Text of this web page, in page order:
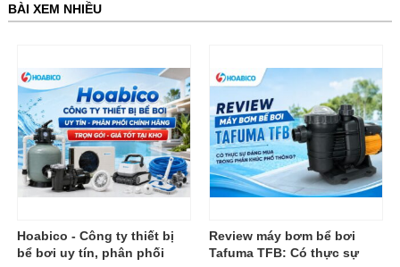
BÀI XEM NHIỀU
Hoabico - Công ty thiết bị
bể bơi uy tín, phân phối
Review máy bơm bể bơi
Tafuma TFB: Có thực sự